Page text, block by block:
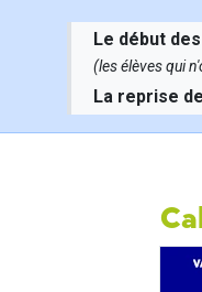
Le début
(les élèves qui
La reprise